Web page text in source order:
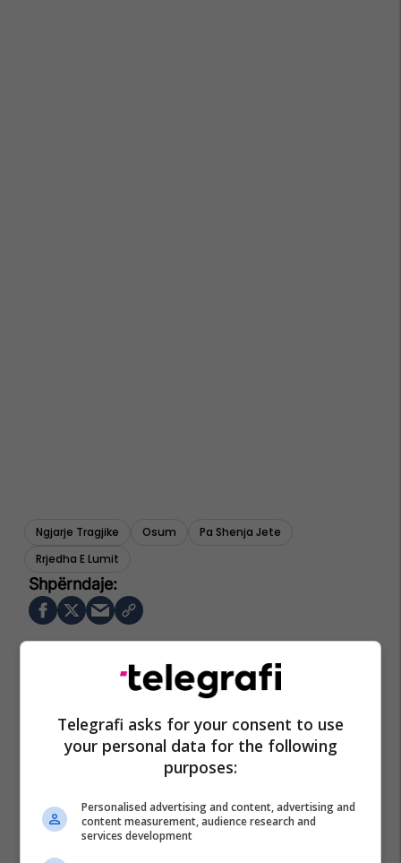
Ngjarje Tragjike Osum
Pa Shenja Jete
Rrjedha E Lumit
Telegrafi asks for your consent to use
your personal data for the following
purposes:
Personalised advertising and content, advertising and
content measurement, audience research and
services development